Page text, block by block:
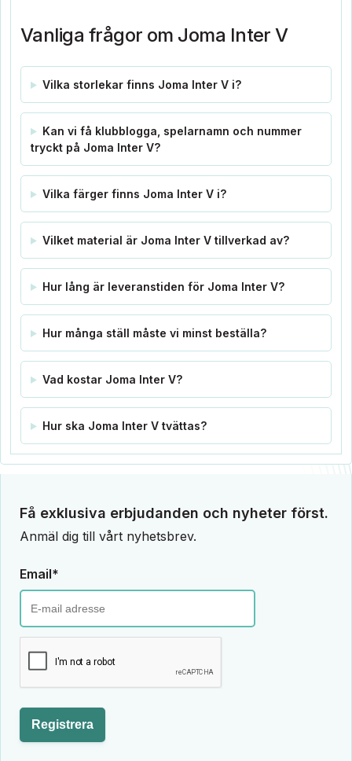
Vanliga frågor om Joma Inter V
Vilka storlekar finns Joma Inter V i?
Kan vi få klubblogga, spelarnamn och nummer
tryckt på Joma Inter V?
Vilka färger finns Joma Inter V i?
Vilket material är Joma Inter V tillverkad av?
Hur lång är leveranstiden för Joma Inter V?
Hur många ställ måste vi minst beställa?
Vad kostar Joma Inter V?
Hur ska Joma Inter V tvättas?
Få exklusiva erbjudanden och nyheter först.
Anmäl dig till vårt nyhetsbrev.
Email*
Registrera